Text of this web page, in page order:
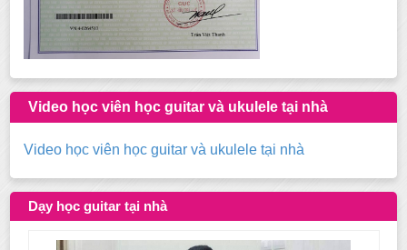
Video học viên học guitar và ukulele tại nhà
Video học viên học guitar và ukulele tại nhà
Dạy học guitar tại nhà